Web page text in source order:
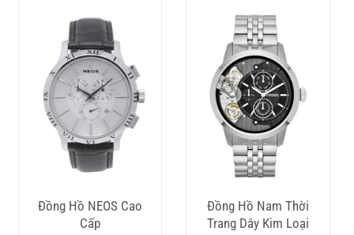
Đồng Hồ NEOS Cao
Cấp
Đồng Hồ Nam Thời
Trang Dây Kim Loại